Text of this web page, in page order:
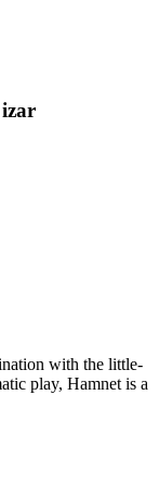
with the little-
play, Hamnet is a